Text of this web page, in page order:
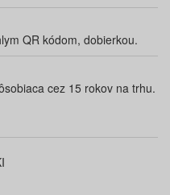
QR kódom, dobierkou.
cez 15 rokov na trhu.